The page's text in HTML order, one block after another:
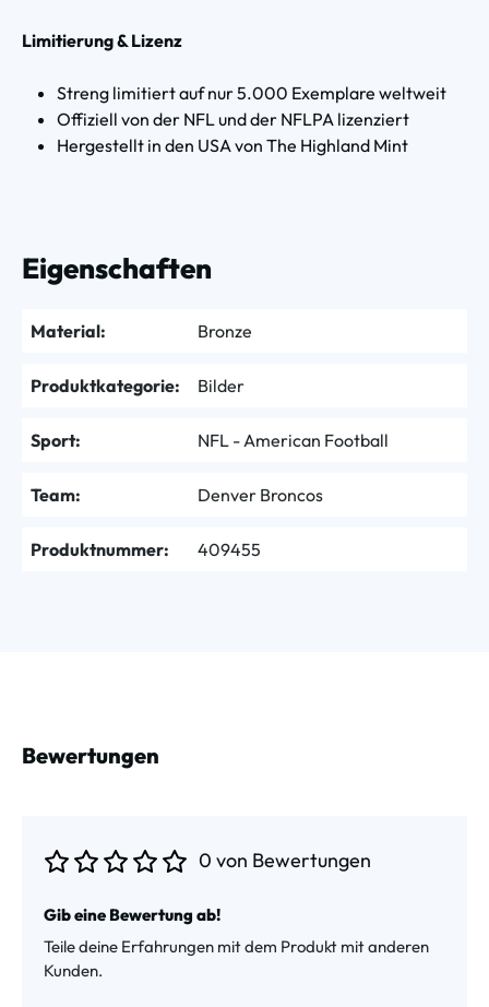
Limitierung & Lizenz
Streng limitiert auf nur 5.000 Exemplare weltweit
Offiziell von der NFL und der NFLPA lizenziert
Hergestellt in den USA von The Highland Mint
Eigenschaften
Material: Bronze
Produktkategorie: Bilder
Sport: NFL - American Football
Team: Denver Broncos
Produktnummer: 409455
Bewertungen
0 von Bewertungen
Gib eine Bewertung ab!
Teile deine Erfahrungen mit dem Produkt mit anderen
Kunden.